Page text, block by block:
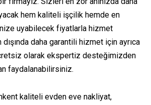
hem kaliteli işçilik hemde en
uyabilecek fiyatlarla hizmet
daha garantili hizmet için ayrıca
olarak ekspertiz desteğimizden
faydalanabilirsiniz.
kaliteli evden eve nakliyat,